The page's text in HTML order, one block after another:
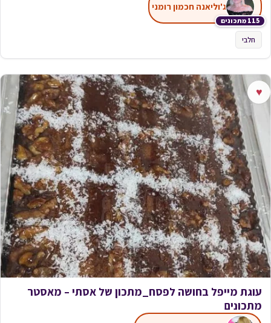
115 מתכונים
ג'וליאנה חכמון רומני
חלבי
♥
עוגת מייפל בחושה לפסח_מתכון של אסתי – מאסטר
מתכונים